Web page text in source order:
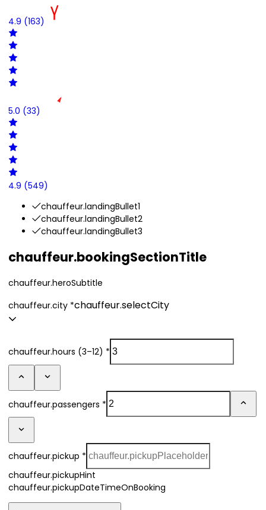
4.9 (163)
5.0 (33)
4.9 (549)
chauffeur.landingBullet1
chauffeur.landingBullet2
chauffeur.landingBullet3
chauffeur.bookingSectionTitle
chauffeur.heroSubtitle
chauffeur.city *chauffeur.selectCity
chauffeur.hours (3–12) *
chauffeur.passengers *
chauffeur.pickup *
chauffeur.pickupHint
chauffeur.pickupDateTimeOnBooking